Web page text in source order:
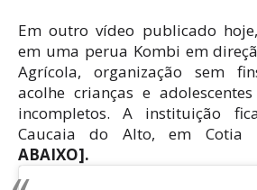
Em outro vídeo publicado
em uma perua Kombi em
Agrícola, organização sem
acolhe crianças e
incompletos. A instituição
Caucaia do Alto, em Cotia
ABAIXO].